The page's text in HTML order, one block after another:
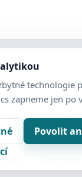
zubních ordinací.
technologie
zapneme jen po
Povolit